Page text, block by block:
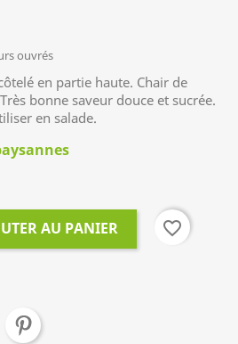
ouvrés
en partie haute. Chair de
bonne saveur douce et sucrée.
en salade.
AU PANIER favorite_border